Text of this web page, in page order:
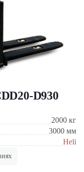
D930
2000 кг
3000 мм
Heli